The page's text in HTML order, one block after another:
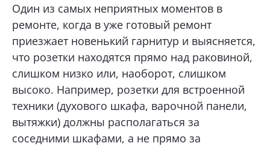
Один из самых неприятных моментов в
ремонте, когда в уже готовый ремонт
приезжает новенький гарнитур и выясняется,
что розетки находятся прямо над раковиной,
слишком низко или, наоборот, слишком
высоко. Например, розетки для встроенной
техники (духового шкафа, варочной панели,
вытяжки) должны располагаться за
соседними шкафами, а не прямо за